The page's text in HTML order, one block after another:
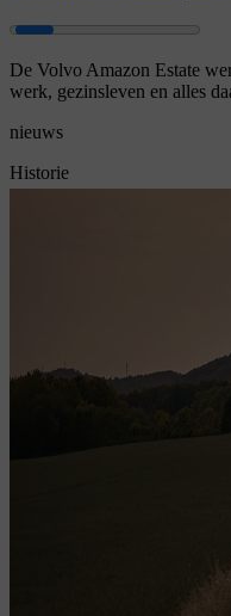
De Volvo Amazon Estate
werk, gezinsleven en alles
nieuws
Historie